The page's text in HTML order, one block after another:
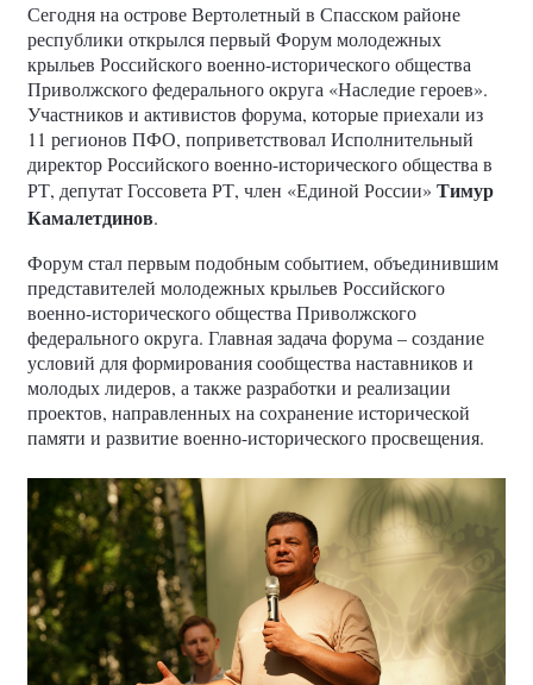
Сегодня на острове Вертолетный в Спасском районе
республики открылся первый Форум молодежных
крыльев Российского военно-исторического общества
Приволжского федерального округа «Наследие героев».
Участников и активистов форума, которые приехали из
11 регионов ПФО, поприветствовал Исполнительный
директор Российского военно-исторического общества в
РТ, депутат Госсовета РТ, член «Единой России» Тимур
Камалетдинов.
Форум стал первым подобным событием, объединившим
представителей молодежных крыльев Российского
военно-исторического общества Приволжского
федерального округа. Главная задача форума – создание
условий для формирования сообщества наставников и
молодых лидеров, а также разработки и реализации
проектов, направленных на сохранение исторической
памяти и развитие военно-исторического просвещения.